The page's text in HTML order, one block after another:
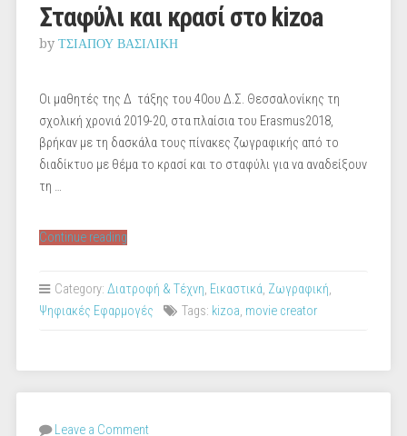
Σταφύλι και κρασί στο kizoa
by ΤΣΙΑΠΟΥ ΒΑΣΙΛΙΚΗ
Οι μαθητές της Δ τάξης του 40ου Δ.Σ. Θεσσαλονίκης τη
σχολική χρονιά 2019-20, στα πλαίσια του Erasmus2018,
βρήκαν με τη δασκάλα τους πίνακες ζωγραφικής από το
διαδίκτυο με θέμα το κρασί και το σταφύλι για να αναδείξουν
τη …
Continue reading“Σταφύλι
στο
Category: Διατροφή & Τέχνη, Εικαστικά, Ζωγραφική,
Ψηφιακές Εφαρμογές
Tags: kizoa, movie creator
Leave a Comment